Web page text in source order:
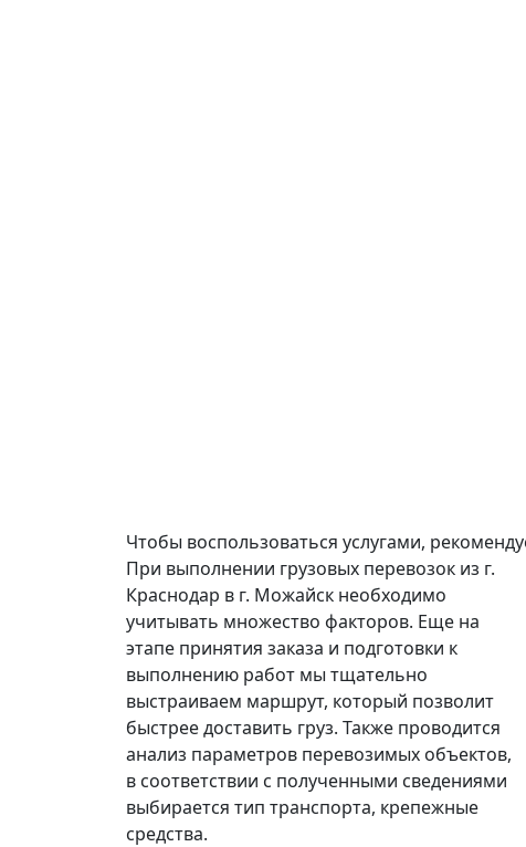
Чтобы воспользоваться услугами,
При выполнении грузовых перевозок из г.
Краснодар в г. Можайск необходимо
учитывать множество факторов. Еще на
этапе принятия заказа и подготовки к
выполнению работ мы тщательно
выстраиваем маршрут, который позволит
быстрее доставить груз. Также проводится
анализ параметров перевозимых объектов,
в соответствии с полученными сведениями
выбирается тип транспорта, крепежные
средства.